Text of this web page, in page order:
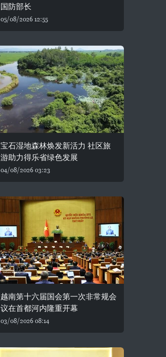
国防部长
05/08/2026 12:55
宝石湿地森林焕发新活力 社区旅
游助力得乐省绿色发展
04/08/2026 03:23
越南第十六届国会第一次非常规会
议在首都河内隆重开幕
03/08/2026 08:14